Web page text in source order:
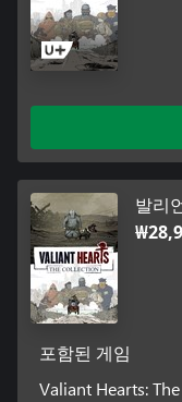
발리
포함된 게임
Valiant Hearts: